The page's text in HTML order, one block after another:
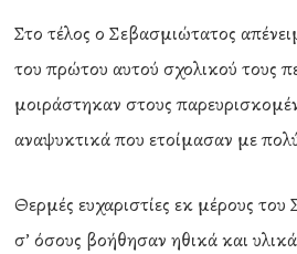
Στο τέλος ο Σεβασμιώτατος
του πρώτου αυτού σχολικού τους
μοιράστηκαν στους
αναψυκτικά που ετοίμασαν με
Θερμές ευχαριστίες εκ μέρους
σ’ όσους βοήθησαν ηθικά και